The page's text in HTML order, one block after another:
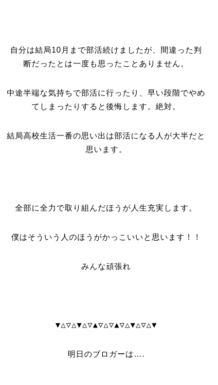
自分は結局10月まで部活続けましたが、間違った判
断だったとは一度も思ったことありません。
中途半端な気持ちで部活に行ったり、早い段階でやめ
てしまったりすると後悔します。絶対。
結局高校生活一番の思い出は部活になる人が大半だと
思います。
全部に全力で取り組んだほうが人生充実します。
僕はそういう人のほうがかっこいいと思います！！
みんな頑張れ
▼△▽△▼△▽▲▽△▽▲▽△▼△▽△▼
明日のブロガーは….